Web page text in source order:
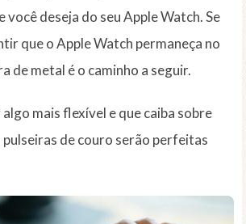
você deseja do seu Apple Watch. Se
que o Apple Watch permaneça no
de metal é o caminho a seguir.
mais flexível e que caiba sobre
de couro serão perfeitas